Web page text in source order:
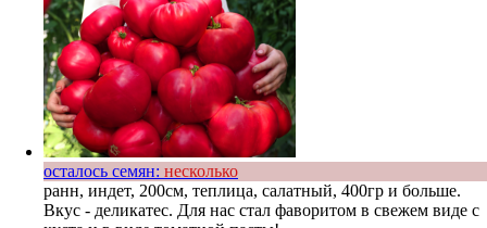
осталось семян: несколько
ранн, индет, 200см, теплица, салатный, 400гр и больше.
Вкус - деликатес. Для нас стал фаворитом в свежем виде с